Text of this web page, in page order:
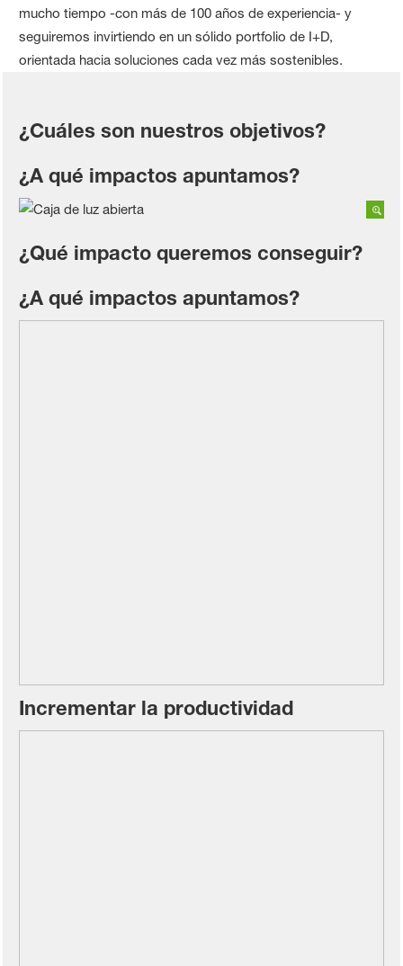
mucho tiempo -con más de 100 años de experiencia- y
seguiremos invirtiendo en un sólido portfolio de I+D,
orientada hacia soluciones cada vez más sostenibles.
¿Cuáles son nuestros objetivos?
¿A qué impactos apuntamos?
¿Qué impacto queremos conseguir?
¿A qué impactos apuntamos?
Incrementar la productividad